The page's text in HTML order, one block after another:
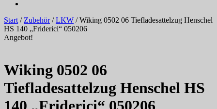
Start/Zubehör/LKW / Wiking 0502 06 Tiefladesattelzug Henschel
HS 140 „Friderici“ 050206
Angebot!
Wiking 0502 06
Tiefladesattelzug Henschel HS